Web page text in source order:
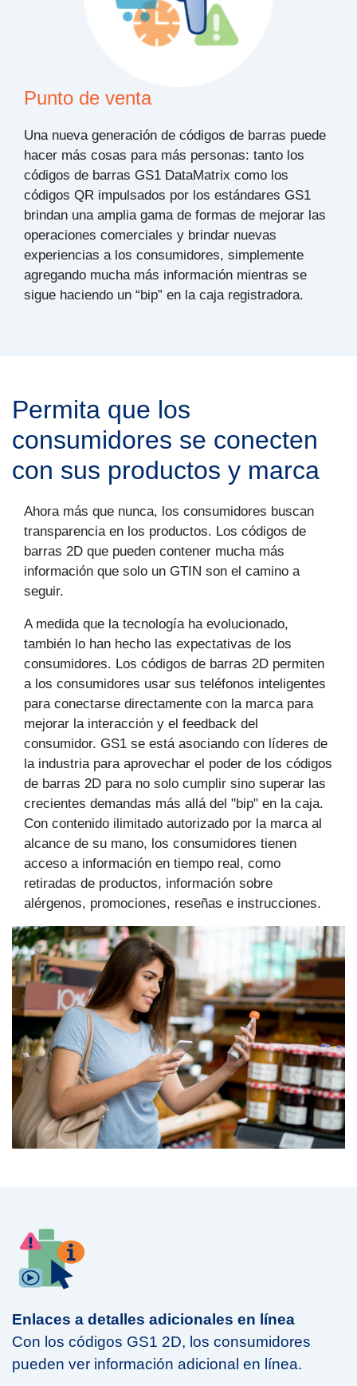
Punto de venta
Una nueva generación de códigos de barras puede
hacer más cosas para más personas: tanto los
códigos de barras GS1 DataMatrix como los
códigos QR impulsados por los estándares GS1
brindan una amplia gama de formas de mejorar las
operaciones comerciales y brindar nuevas
experiencias a los consumidores, simplemente
agregando mucha más información mientras se
sigue haciendo un “bip” en la caja registradora.
Permita que los
consumidores se conecten
con sus productos y marca
Ahora más que nunca, los consumidores buscan
transparencia en los productos. Los códigos de
barras 2D que pueden contener mucha más
información que solo un GTIN son el camino a
seguir.
A medida que la tecnología ha evolucionado,
también lo han hecho las expectativas de los
consumidores. Los códigos de barras 2D permiten
a los consumidores usar sus teléfonos inteligentes
para conectarse directamente con la marca para
mejorar la interacción y el feedback del
consumidor. GS1 se está asociando con líderes de
la industria para aprovechar el poder de los códigos
de barras 2D para no solo cumplir sino superar las
crecientes demandas más allá del "bip" en la caja.
Con contenido ilimitado autorizado por la marca al
alcance de su mano, los consumidores tienen
acceso a información en tiempo real, como
retiradas de productos, información sobre
alérgenos, promociones, reseñas e instrucciones.
Enlaces a detalles adicionales en línea
Con los códigos GS1 2D, los consumidores
pueden ver información adicional en línea.